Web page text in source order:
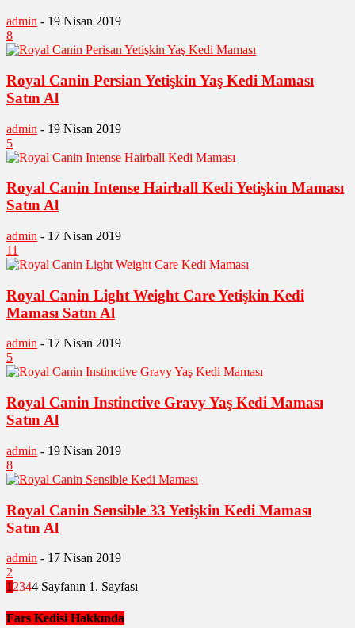
admin - 19 Nisan 2019
8
Royal Canin Persian Yetişkin Yaş Kedi Maması
Satın Al
admin - 19 Nisan 2019
5
Royal Canin Intense Hairball Kedi Yetişkin Maması
Satın Al
admin - 17 Nisan 2019
11
Royal Canin Light Weight Care Yetişkin Kedi
Maması Satın Al
admin - 17 Nisan 2019
5
Royal Canin Instinctive Gravy Yaş Kedi Maması
Satın Al
admin - 19 Nisan 2019
8
Royal Canin Sensible 33 Yetişkin Kedi Maması
Satın Al
admin - 17 Nisan 2019
2
1 2344 Sayfanın 1. Sayfası
Fars Kedisi Hakkında